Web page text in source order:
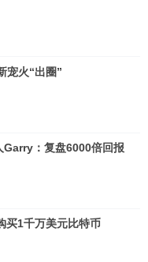
宠火“出圈”
：复盘6000倍回报
买1千万美元比特币